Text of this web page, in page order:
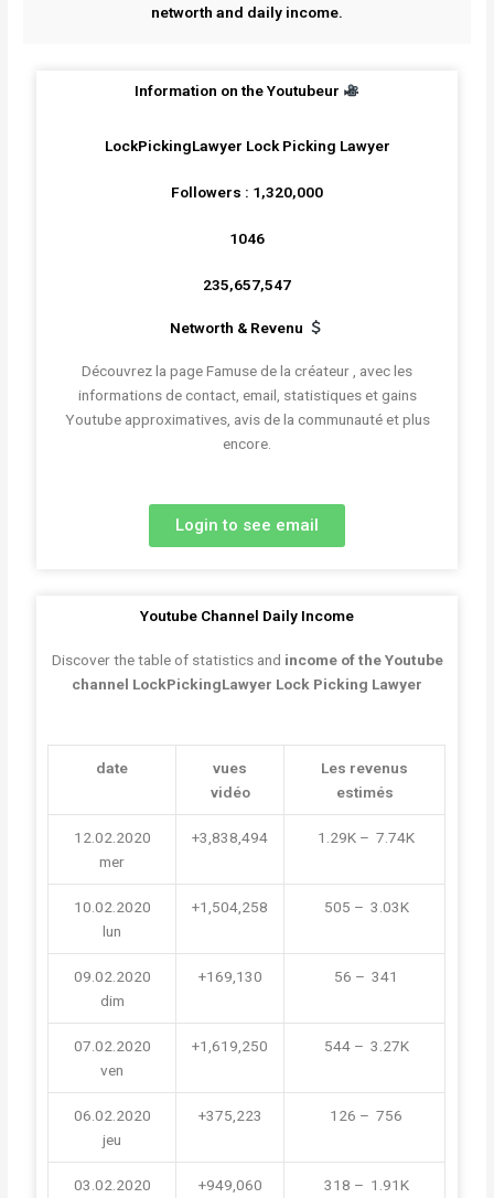
networth and daily income.
Information on the Youtubeur
LockPickingLawyer Lock Picking Lawyer
Followers : 1,320,000
1046
235,657,547
Networth & Revenu
Découvrez la page Famuse de la créateur , avec les
informations de contact, email, statistiques et gains
Youtube approximatives, avis de la communauté et plus
encore.
Login to see email
Youtube Channel Daily Income
Discover the table of statistics and income of the Youtube
channel LockPickingLawyer Lock Picking Lawyer
date
vues
vidéo
Les revenus
estimés
12.02.2020
mer
+3,838,494  1.29K –  7.74K
10.02.2020
lun
+1,504,258  505 –  3.03K
09.02.2020
dim
+169,130  56 –  341
07.02.2020
ven
+1,619,250  544 –  3.27K
06.02.2020
jeu
+375,223  126 –  756
03.02.2020
+949,060  318 –  1.91K